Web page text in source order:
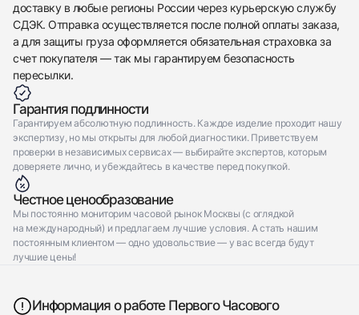
доставку в любые регионы России через курьерскую службу
СДЭК. Отправка осуществляется после полной оплаты заказа,
а для защиты груза оформляется обязательная страховка за
счет покупателя — так мы гарантируем безопасность
пересылки.
Гарантия подлинности
Гарантируем абсолютную подлинность. Каждое изделие проходит нашу
экспертизу, но мы открыты для любой диагностики. Приветствуем
проверки в независимых сервисах — выбирайте экспертов, которым
доверяете лично, и убеждайтесь в качестве перед покупкой.
Честное ценообразование
Мы постоянно мониторим часовой рынок Москвы (с оглядкой
на международный) и предлагаем лучшие условия. А стать нашим
постоянным клиентом — одно удовольствие — у вас всегда будут
лучшие цены!
Информация о работе Первого Часового